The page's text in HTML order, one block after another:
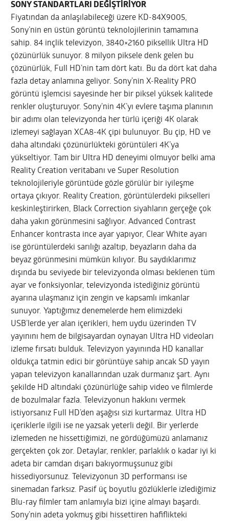
SONY STANDARTLARI DEĞİŞTİRİYOR
Fiyatından da anlaşılabileceği üzere KD-84X9005,
Sony’nin en üstün görüntü teknolojilerinin tamamına
sahip. 84 inçlik televizyon, 3840×2160 piksellik Ultra HD
çözünürlük sunuyor. 8 milyon piksele denk gelen bu
çözünürlük, Full HD’nin tam dört katı. Bu da dört kat daha
fazla detay anlamına geliyor. Sony’nin X-Reality PRO
görüntü işlemcisi sayesinde her bir piksel yüksek kalitede
renkler oluşturuyor. Sony’nin 4K’yı evlere taşıma planının
bir adımı olan televizyonda her türlü içeriği 4K olarak
izlemeyi sağlayan XCA8-4K çipi bulunuyor. Bu çip, HD ve
daha altındaki çözünürlükteki görüntüleri 4K’ya
yükseltiyor. Tam bir Ultra HD deneyimi olmuyor belki ama
Reality Creation veritabanı ve Super Resolution
teknolojileriyle görüntüde gözle görülür bir iyileşme
ortaya çıkıyor. Reality Creation, görüntülerdeki pikselleri
keskinleştirirken, Black Correction siyahların gerçeğe çok
daha yakın görünmesini sağlıyor. Advanced Contrast
Enhancer kontrasta ince ayar yapıyor, Clear White ayarı
ise görüntülerdeki sarılığı azaltıp, beyazların daha da
beyaz görünmesini mümkün kılıyor. Bu saydıklarımız
dışında bu seviyede bir televizyonda olması beklenen tüm
ayar ve fonksiyonlar, televizyonda istediğiniz görüntü
ayarına ulaşmanız için zengin ve kapsamlı imkanlar
sunuyor. Yaptığımız denemelerde hem elimizdeki
USB’lerde yer alan içerikleri, hem uydu üzerinden TV
yayınını hem de bilgisayardan oynayan Ultra HD videoları
izleme fırsatı bulduk. Televizyon yayınında HD kanallar
oldukça tatmin edici bir görüntüye sahip ancak SD yayın
yapan televizyon kanallarından uzak durmanız şart. Aynı
şekilde HD altındaki çözünürlüğe sahip video ve filmlerde
de bozulmalar fazla. Televizyonun hakkını vermek
istiyorsanız Full HD’den aşağısı sizi kurtarmaz. Ultra HD
içeriklerle ilgili ise ne yazsak yeterli değil. Bir yerlerde
izlemeden ne hissettiğimizi, ne gördüğümüzü anlamanız
gerçekten çok zor. Detaylar, renkler, parlaklık o kadar iyi ki
adeta bir camdan dışarı bakıyormuşsunuz gibi
hissediyorsunuz. Televizyonun 3D performansı ise
sinemadan farksız. Pasif üç boyutlu gözlüklerle izlediğimiz
Blu-ray filmler tam anlamıyla bizi içine almayı başardı.
Sony’nin adeta yokmuş gibi hissettiren hafiflikteki